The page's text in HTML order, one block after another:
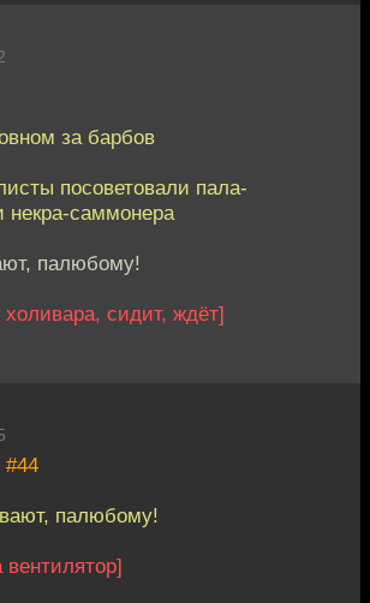
за барбов
посоветовали пала-
саммонера
палюбому!
сидит, ждёт]
#44
палюбому!
вентилятор]